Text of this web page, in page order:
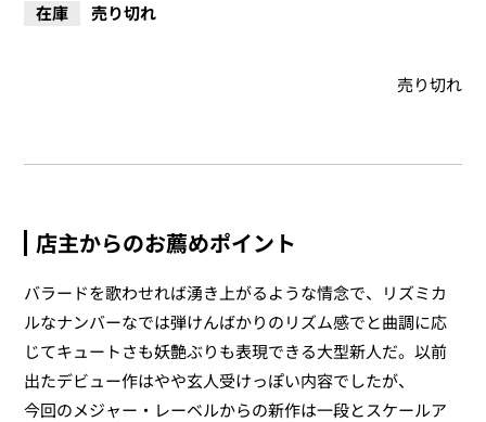
在庫
売り切れ
売り切れ
店主からのお薦めポイント
バラードを歌わせれば湧き上がるような情念で、リズミカ
ルなナンバーなでは弾けんばかりのリズム感でと曲調に応
じてキュートさも妖艶ぶりも表現できる大型新人だ。以前
出たデビュー作はやや玄人受けっぽい内容でしたが、
今回のメジャー・レーベルからの新作は一段とスケールア